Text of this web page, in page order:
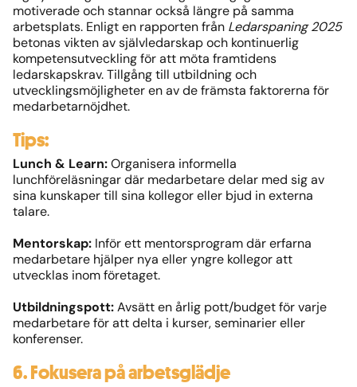
motiverade och stannar också längre på samma
arbetsplats. Enligt en rapporten från Ledarspaning 2025
betonas vikten av självledarskap och kontinuerlig
kompetensutveckling för att möta framtidens
ledarskapskrav. Tillgång till utbildning och
utvecklingsmöjligheter en av de främsta faktorerna för
medarbetarnöjdhet.
Tips:
Lunch & Learn:Organisera informella
lunchföreläsningar där medarbetare delar med sig av
sina kunskaper till sina kollegor eller bjud in externa
talare.
Mentorskap: Inför ett mentorsprogram där erfarna
medarbetare hjälper nya eller yngre kollegor att
utvecklas inom företaget.
Utbildningspott:Avsätt en årlig pott/budget för varje
medarbetare för att delta i kurser, seminarier eller
konferenser.
6. Fokusera på arbetsglädje